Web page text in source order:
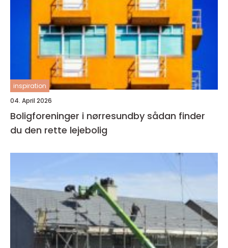
inspiration
04. April 2026
Boligforeninger i nørresundby sådan finder
du den rette lejebolig